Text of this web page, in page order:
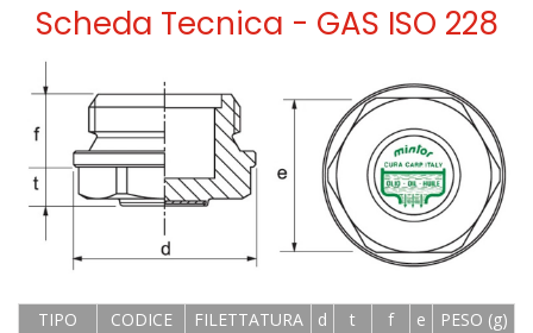
Scheda Tecnica - GAS ISO 228
TIPO CODICE FILETTATURA d t f e
PESO (g)